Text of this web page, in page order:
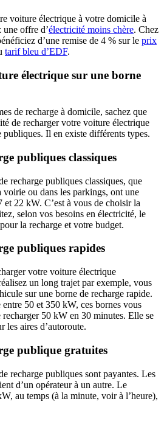
voiture électrique à votre domicile à
offre d’électricité moins chère. Chez
d’une remise de 4 % sur le prix
tarif bleu d’EDF.
électrique sur une borne
de recharge à domicile, sachez que
de recharger votre voiture électrique
publiques. Il en existe différents types.
publiques classiques
recharge publiques classiques, que
ou dans les parkings, ont une
et 22 kW. C’est à vous de choisir la
selon vos besoins en électricité, le
la recharge et votre budget.
publiques rapides
votre voiture électrique
un long trajet par exemple, vous
sur une borne de recharge rapide.
50 et 350 kW, ces bornes vous
recharger 50 kW en 30 minutes. Elle se
les aires d’autoroute.
publique gratuites
recharge publiques sont payantes. Les
d’un opérateur à un autre. Le
au temps (à la minute, voir à l’heure),